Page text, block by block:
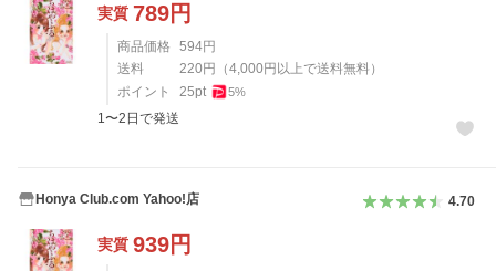
実質 789円
商品価格 594円
送料
220 円 （4,000 円以上で送料無料）
ポイント
25pt 5%
1〜2日で発送
Honya Club.com Yahoo!店 4.70
実質 939円